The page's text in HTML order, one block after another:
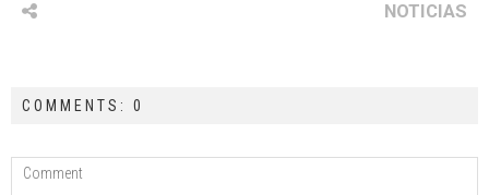
NOTICIAS
COMMENTS: 0